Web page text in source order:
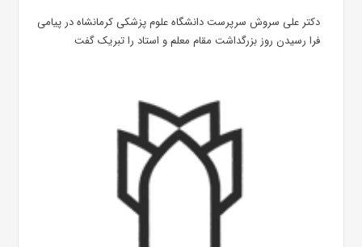
دکتر علی سروش سرپرست دانشگاه علوم پزشکی کرمانشاه در پیامی
فرا رسیدن روز بزرگداشت مقام معلم و استاد را تبریک گفت